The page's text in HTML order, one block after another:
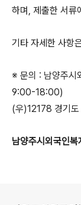
하며, 제출한 서류
기타 자세한 사항
※ 문의 : 남양주
9:00-18:00)
(우)12178 경기도
남양주시외국인복